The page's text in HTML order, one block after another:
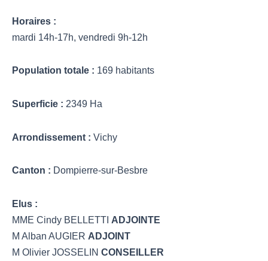
Horaires :
mardi 14h-17h, vendredi 9h-12h
Population totale : 169 habitants
Superficie : 2349 Ha
Arrondissement : Vichy
Canton : Dompierre-sur-Besbre
Elus :
MME Cindy BELLETTI ADJOINTE
M Alban AUGIER ADJOINT
M Olivier JOSSELIN CONSEILLER